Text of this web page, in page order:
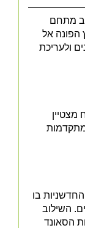
מתחם
הפונה אל
ולעריכת
מצטיין
בו
השילוב
הסאונד